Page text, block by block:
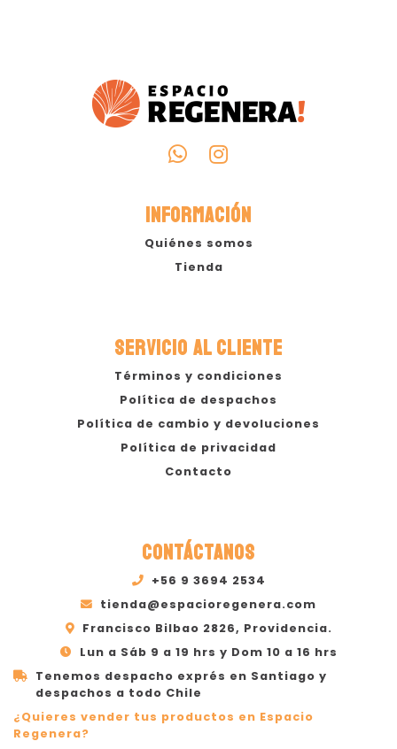
INFORMACIÓN
Quiénes somos
Tienda
SERVICIO AL CLIENTE
Términos y condiciones
Política de despachos
Política de cambio y devoluciones
Política de privacidad
Contacto
CONTÁCTANOS
+56 9 3694 2534
tienda@espacioregenera.com
Francisco Bilbao 2826, Providencia.
Lun a Sáb 9 a 19 hrs y Dom 10 a 16 hrs
Tenemos despacho exprés en Santiago y
despachos a todo Chile
¿Quieres vender tus productos en Espacio
Regenera?